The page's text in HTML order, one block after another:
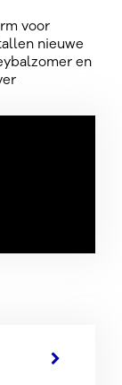
voor
nieuwe
en